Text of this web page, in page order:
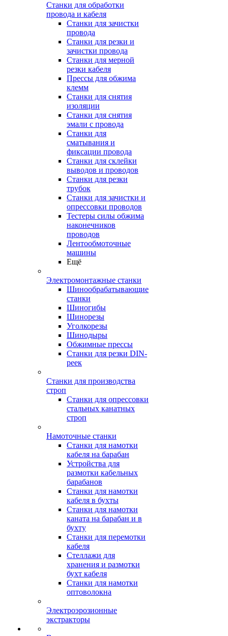
Станки для обработки
провода и кабеля
Станки для зачистки
провода
Станки для резки и
зачистки провода
Станки для мерной
резки кабеля
Прессы для обжима
клемм
Станки для снятия
изоляции
Станки для снятия
эмали с провода
Станки для
сматывания и
фиксации провода
Станки для склейки
выводов и проводов
Станки для резки
трубок
Станки для зачистки и
опрессовки проводов
Тестеры силы обжима
наконечников
проводов
Лентообмоточные
машины
Ещё
Электромонтажные станки
Шинообрабатывающие
станки
Шиногибы
Шинорезы
Уголкорезы
Шинодыры
Обжимные прессы
Станки для резки DIN-
реек
Станки для производства
строп
Станки для опрессовки
стальных канатных
строп
Намоточные станки
Станки для намотки
кабеля на барабан
Устройства для
размотки кабельных
барабанов
Станки для намотки
кабеля в бухты
Станки для намотки
каната на барабан и в
бухту
Станки для перемотки
кабеля
Стеллажи для
хранения и размотки
бухт кабеля
Станки для намотки
оптоволокна
Электроэрозионные
экстракторы